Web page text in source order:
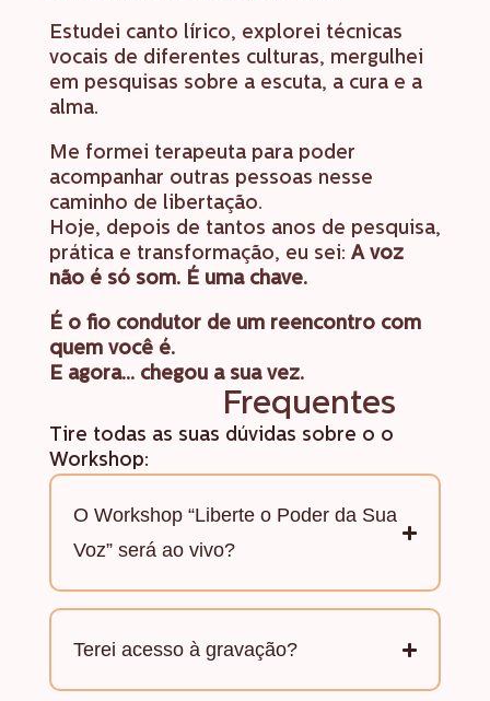
Estudei canto lírico, explorei técnicas
vocais de diferentes culturas, mergulhei
em pesquisas sobre a escuta, a cura e a
alma.
Me formei terapeuta para poder
acompanhar outras pessoas nesse
caminho de libertação.
Hoje, depois de tantos anos de pesquisa,
prática e transformação, eu sei: A voz
não é só som. É uma chave.
É o fio condutor de um reencontro com
quem você é.
E agora… chegou a sua vez.
Perguntas Frequentes
Tire todas as suas dúvidas sobre o o
Workshop:
O Workshop “Liberte o Poder da Sua
Voz” será ao vivo?
Terei acesso à gravação?